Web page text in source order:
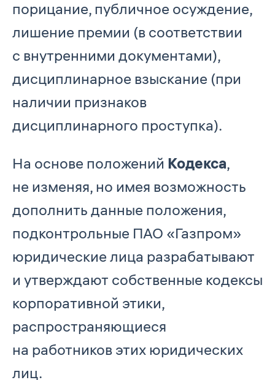
порицание, публичное осуждение,
лишение премии (в соответствии
с внутренними документами),
дисциплинарное взыскание (при
наличии признаков
дисциплинарного проступка).
На основе положений Кодекса,
не изменяя, но имея возможность
дополнить данные положения,
подконтрольные ПАО «Газпром»
юридические лица разрабатывают
и утверждают собственные кодексы
корпоративной этики,
распространяющиеся
на работников этих юридических
лиц.